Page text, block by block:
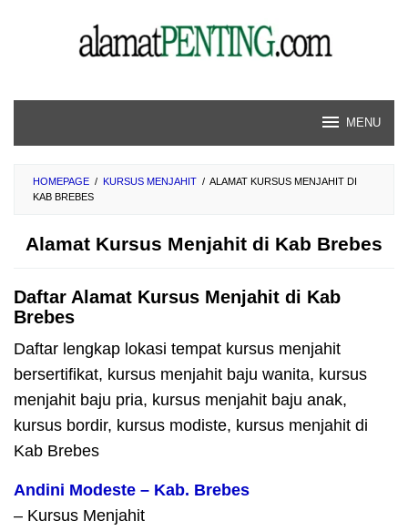
MENU
HOMEPAGE / KURSUS MENJAHIT / ALAMAT KURSUS MENJAHIT DI
KAB BREBES
Alamat Kursus Menjahit di Kab Brebes
Daftar Alamat Kursus Menjahit di Kab
Brebes
Daftar lengkap lokasi tempat kursus menjahit
bersertifikat, kursus menjahit baju wanita, kursus
menjahit baju pria, kursus menjahit baju anak,
kursus bordir, kursus modiste, kursus menjahit di
Kab Brebes
Andini Modeste – Kab. Brebes
– Kursus Menjahit